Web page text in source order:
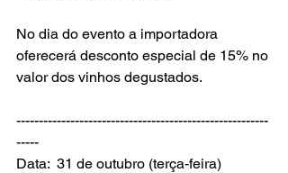
No dia do evento a importadora
oferecerá desconto especial de 15% no
valor dos vinhos degustados.
--------------------------------------------------------
-----
Data:  31 de outubro (terça-feira)